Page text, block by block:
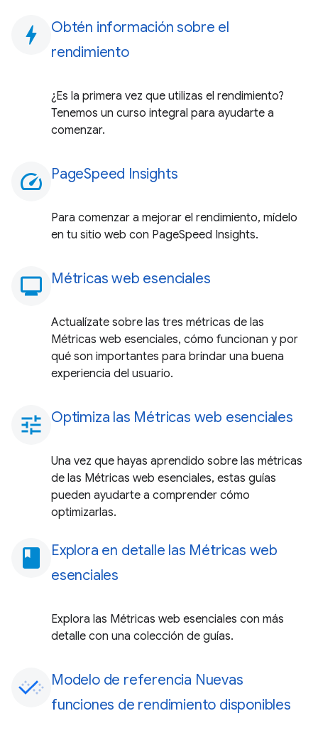
bolt
Obtén información sobre el
rendimiento
¿Es la primera vez que utilizas el rendimiento?
Tenemos un curso integral para ayudarte a
comenzar.
speed PageSpeed Insights
Para comenzar a mejorar el rendimiento, mídelo
en tu sitio web con PageSpeed Insights.
monitoring
Métricas web esenciales
Actualízate sobre las tres métricas de las
Métricas web esenciales, cómo funcionan y por
qué son importantes para brindar una buena
experiencia del usuario.
tune Optimiza las Métricas web esenciales
Una vez que hayas aprendido sobre las métricas
de las Métricas web esenciales, estas guías
pueden ayudarte a comprender cómo
optimizarlas.
book
Explora en detalle las Métricas web
esenciales
Explora las Métricas web esenciales con más
detalle con una colección de guías.
Modelo de referencia Nuevas
funciones de rendimiento disponibles